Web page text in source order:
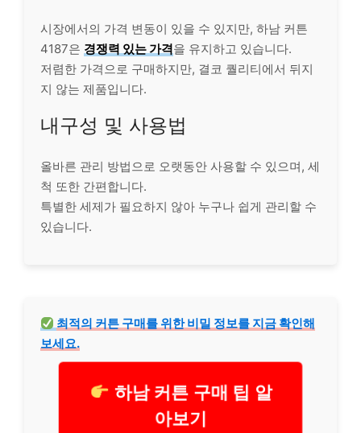
시장에서의 가격 변동이 있을 수 있지만, 하남 커튼
4187은 경쟁력 있는 가격을 유지하고 있습니다.
저렴한 가격으로 구매하지만, 결코 퀄리티에서 뒤지
지 않는 제품입니다.
내구성 및 사용법
올바른 관리 방법으로 오랫동안 사용할 수 있으며, 세
척 또한 간편합니다.
특별한 세제가 필요하지 않아 누구나 쉽게 관리할 수
있습니다.
최적의 커튼 구매를 위한 비밀 정보를 지금 확인해
보세요.
하남 커튼 구매 팁 알
아보기